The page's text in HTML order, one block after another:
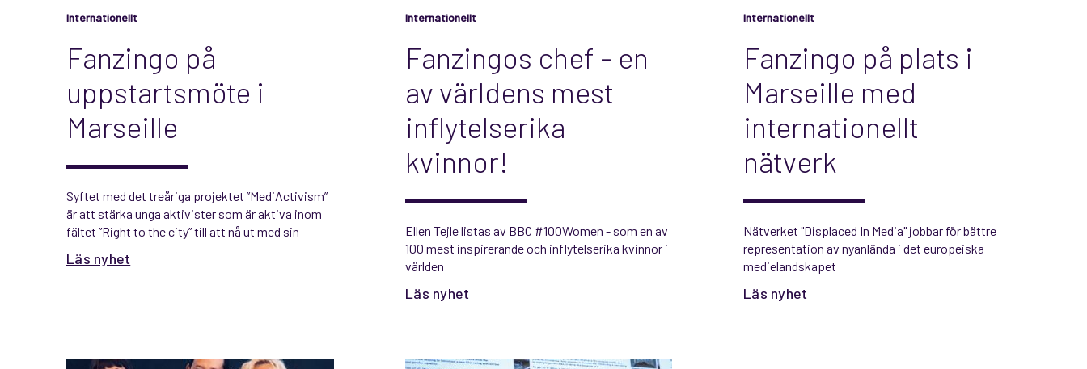
Internationellt
Fanzingo på
uppstartsmöte i
Marseille
Syftet med det treåriga projektet ”MediActivism”
är att stärka unga aktivister som är aktiva inom
fältet ”Right to the city” till att nå ut med sin
Läs nyhet
Internationellt
Fanzingos chef - en
av världens mest
inflytelserika
kvinnor!
Ellen Tejle listas av BBC #100Women - som en av
100 mest inspirerande och inflytelserika kvinnor i
världen
Läs nyhet
Internationellt
Fanzingo på plats i
Marseille med
internationellt
nätverk
Nätverket "Displaced In Media" jobbar för bättre
representation av nyanlända i det europeiska
medielandskapet
Läs nyhet